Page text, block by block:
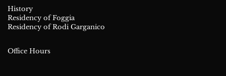
History
Residency of Foggia
Residency of Rodi Garganico
Office Hours